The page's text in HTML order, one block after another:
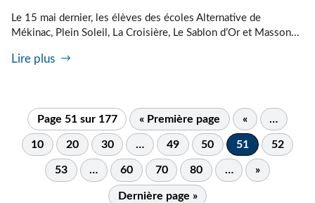
Le 15 mai dernier, les élèves des écoles Alternative de
Mékinac, Plein Soleil, La Croisière, Le Sablon d’Or et Masson...
Lire plus
Page 51 sur 177 « Première page « …
10 20 30 … 49 50 51 52
53 … 60 70 80 … »
Dernière page »